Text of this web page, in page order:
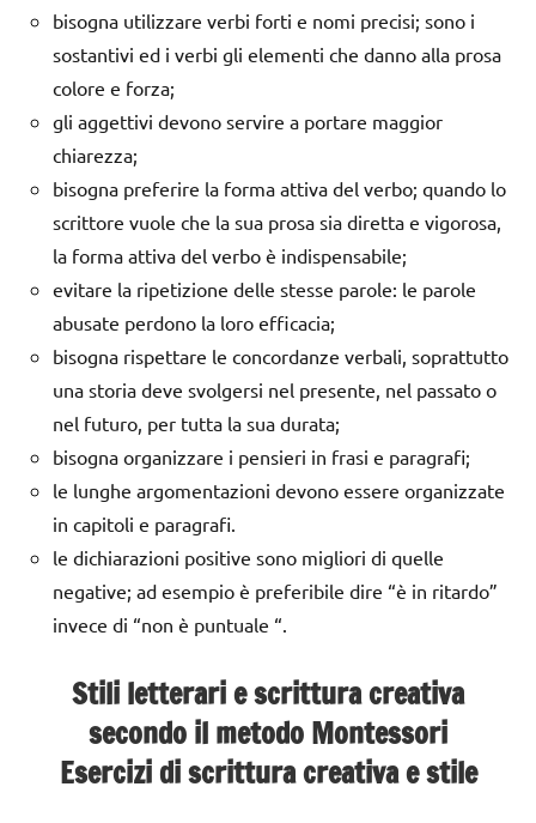
bisogna utilizzare verbi forti e nomi precisi; sono i
sostantivi ed i verbi gli elementi che danno alla prosa
colore e forza;
gli aggettivi devono servire a portare maggior
chiarezza;
bisogna preferire la forma attiva del verbo; quando lo
scrittore vuole che la sua prosa sia diretta e vigorosa,
la forma attiva del verbo è indispensabile;
evitare la ripetizione delle stesse parole: le parole
abusate perdono la loro efficacia;
bisogna rispettare le concordanze verbali, soprattutto
una storia deve svolgersi nel presente, nel passato o
nel futuro, per tutta la sua durata;
bisogna organizzare i pensieri in frasi e paragrafi;
le lunghe argomentazioni devono essere organizzate
in capitoli e paragrafi.
le dichiarazioni positive sono migliori di quelle
negative; ad esempio è preferibile dire “è in ritardo”
invece di “non è puntuale “.
Stili letterari e scrittura creativa
secondo il metodo Montessori
Esercizi di scrittura creativa e stile